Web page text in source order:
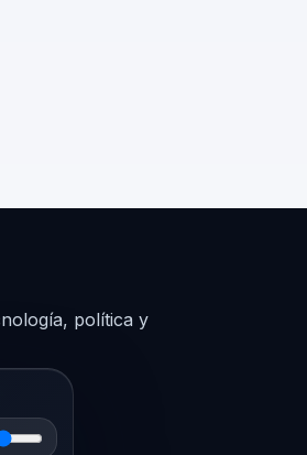
política y